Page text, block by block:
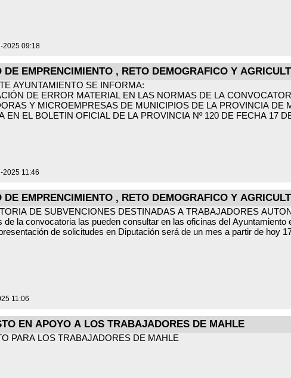
2025 09:18
DE EMPRENCIMIENTO , RETO DEMOGRAFICO Y
AYUNTAMIENTO SE INFORMA:
DE ERROR MATERIAL EN LAS NORMAS DE LA
Y MICROEMPRESAS DE MUNICIPIOS DE LA PROVINCIA DE
EN EL BOLETIN OFICIAL DE LA PROVINCIA Nº 120 DE FECHA 17
2025 11:46
DE EMPRENCIMIENTO , RETO DEMOGRAFICO Y
DE SUBVENCIONES DESTINADAS A TRABAJADORES
de la convocatoria las pueden consultar en las oficinas del Ayuntamiento
de solicitudes en Diputación será de un mes a partir de hoy
11:06
EN APOYO A LOS TRABAJADORES DE MAHLE
PARA LOS TRABAJADORES DE MAHLE